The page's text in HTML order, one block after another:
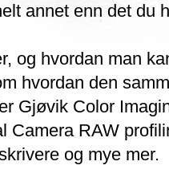
annet enn det du
og hvordan man
hvordan den
Gjøvik Color
Camera RAW
og mye mer.